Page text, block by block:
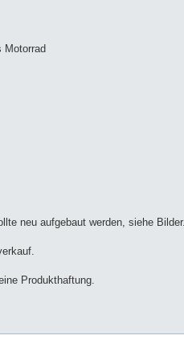
Motorrad
neu aufgebaut werden, siehe Bilder.
Produkthaftung.